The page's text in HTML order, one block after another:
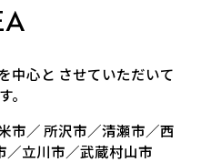
中心と させていただいて
。
市／ 所沢市／清瀬市／西
／立川市／武蔵村山市